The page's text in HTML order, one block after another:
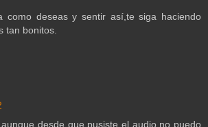
como deseas y sentir así,te siga haciendo
tan bonitos.
desde que pusiste el audio no puedo